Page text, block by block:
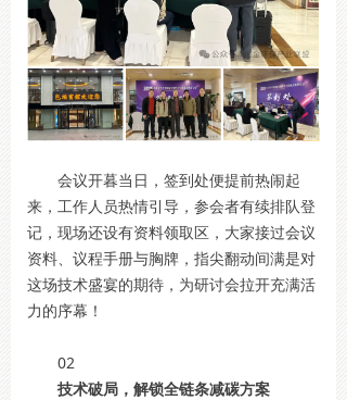
会议开暮当日，签到处便提前热闹起
来，工作人员热情引导，参会者有续排队登
记，现场还设有资料领取区，大家接过会议
资料、议程手册与胸牌，指尖翻动间满是对
这场技术盛宴的期待，为研讨会拉开充满活
力的序幕！
02
技术破局，解锁全链条减碳方案